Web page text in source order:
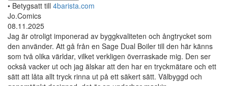
• Betygsatt till 4barista.com
Jo.Comics
08.11.2025
Jag är otroligt imponerad av byggkvaliteten och ångtrycket som
den använder. Att gå från en Sage Dual Boiler till den här känns
som två olika världar, vilket verkligen överraskade mig. Den ser
också vacker ut och jag älskar att den har en tryckmätare och ett
sätt att låta allt tryck rinna ut på ett säkert sätt. Välbyggd och